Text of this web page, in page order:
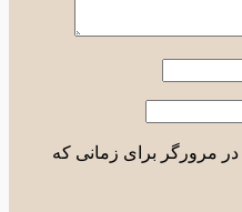
برای زمانی که